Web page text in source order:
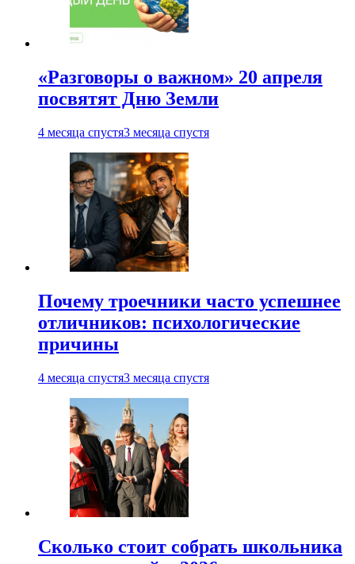
«Разговоры о важном» 20 апреля
посвятят Дню Земли
4 месяца спустя3 месяца спустя
Почему троечники часто успешнее
отличников: психологические
причины
4 месяца спустя3 месяца спустя
Сколько стоит собрать школьника